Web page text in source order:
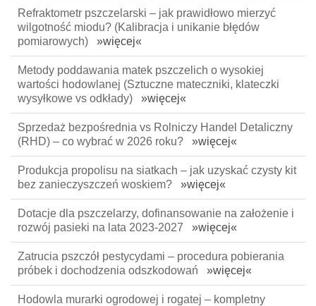
Refraktometr pszczelarski – jak prawidłowo mierzyć
wilgotność miodu? (Kalibracja i unikanie błędów
pomiarowych) »więcej«
Metody poddawania matek pszczelich o wysokiej
wartości hodowlanej (Sztuczne mateczniki, klateczki
wysyłkowe vs odkłady) »więcej«
Sprzedaż bezpośrednia vs Rolniczy Handel Detaliczny
(RHD) – co wybrać w 2026 roku? »więcej«
Produkcja propolisu na siatkach – jak uzyskać czysty kit
bez zanieczyszczeń woskiem? »więcej«
Dotacje dla pszczelarzy, dofinansowanie na założenie i
rozwój pasieki na lata 2023-2027 »więcej«
Zatrucia pszczół pestycydami – procedura pobierania
próbek i dochodzenia odszkodowań »więcej«
Hodowla murarki ogrodowej i rogatej – kompletny